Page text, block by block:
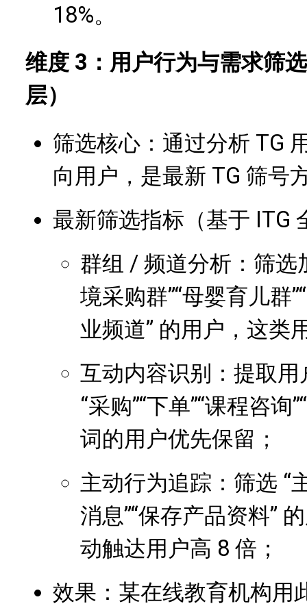
18%。
维度 3：用户行为与需求筛
层）
筛选核心：通过分析 TG
向用户，是最新 TG 筛号
最新筛选指标（基于 ITG
群组 / 频道分析：筛选
境采购群”“母婴育儿群
业频道” 的用户，这类
互动内容识别：提取
“采购”“下单”“课程咨
词的用户优先保留；
主动行为追踪：筛选 “
消息”“保存产品资料”
动触达用户高 8 倍；
效果：某在线教育机构用